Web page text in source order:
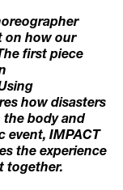
on how our
first piece
how disasters
the body and
event, IMPACT
the experience
together.